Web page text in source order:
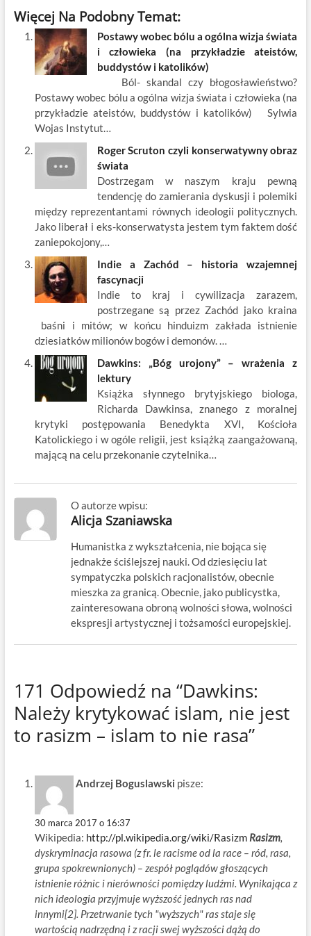
e
b
o
o
k
itt
er
ail er
es
t
k
o
p
k
e
dI
n
ar
e
Więcej Na Podobny Temat:
Postawy wobec bólu a ogólna wizja świata
i człowieka (na przykładzie ateistów,
buddystów i katolików)
Ból- skandal czy błogosławieństwo?
Postawy wobec bólu a ogólna wizja świata i człowieka (na
przykładzie ateistów, buddystów i katolików) Sylwia
Wojas Instytut…
Roger Scruton czyli konserwatywny obraz
świata
Dostrzegam w naszym kraju pewną
tendencję do zamierania dyskusji i polemiki
między reprezentantami równych ideologii politycznych.
Jako liberał i eks-konserwatysta jestem tym faktem dość
zaniepokojony,…
Indie a Zachód – historia wzajemnej
fascynacji
Indie to kraj i cywilizacja zarazem,
postrzegane są przez Zachód jako kraina
baśni i mitów; w końcu hinduizm zakłada istnienie
dziesiatków milionów bogów i demonów. …
Dawkins: „Bóg urojony” – wrażenia z
lektury
Książka słynnego brytyjskiego biologa,
Richarda Dawkinsa, znanego z moralnej
krytyki postępowania Benedykta XVI, Kościoła
Katolickiego i w ogóle religii, jest książką zaangażowaną,
mającą na celu przekonanie czytelnika…
O autorze wpisu:
Alicja Szaniawska
Humanistka z wykształcenia, nie bojąca się
jednakże ściślejszej nauki. Od dziesięciu lat
sympatyczka polskich racjonalistów, obecnie
mieszka za granicą. Obecnie, jako publicystka,
zainteresowana obroną wolności słowa, wolności
ekspresji artystycznej i tożsamości europejskiej.
171 Odpowiedź na “Dawkins:
Należy krytykować islam, nie jest
to rasizm – islam to nie rasa”
Andrzej Boguslawski pisze:
30 marca 2017 o 16:37
Wikipedia: http://pl.wikipedia.org/wiki/Rasizm Rasizm,
dyskryminacja rasowa (z fr. le racisme od la race – ród, rasa,
grupa spokrewnionych) – zespół poglądów głoszących
istnienie różnic i nierówności pomiędzy ludźmi. Wynikająca z
nich ideologia przyjmuje wyższość jednych ras nad
innymi[2]. Przetrwanie tych "wyższych" ras staje się
wartością nadrzędną i z racji swej wyższości dążą do